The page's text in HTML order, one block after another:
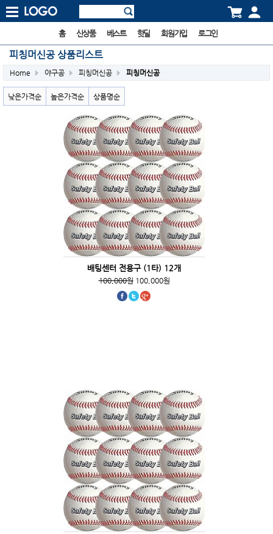
홈 신상품 베스트 핫딜 회원가입 로그인
피칭머신공 상품리스트
Home 야구공 피칭머신공 피칭머신공
낮은가격순 높은가격순 상품명순
배팅센터 전용구 (1타) 12개
100,000원100,000원